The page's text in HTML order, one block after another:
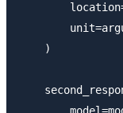
    )